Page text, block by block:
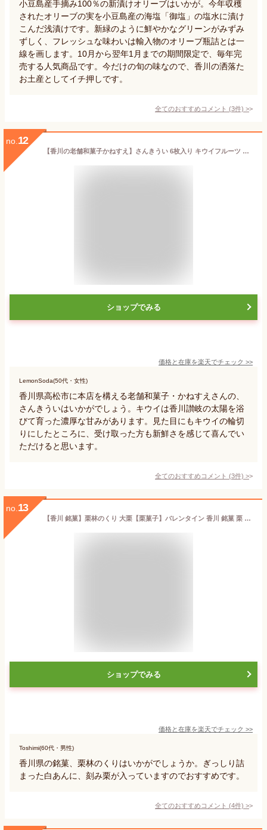
小豆島産手摘み100％の新漬けオリーブはいかが。今年収穫
されたオリーブの実を小豆島産の海塩「御塩」の塩水に漬け
こんだ浅漬けです。新緑のように鮮やかなグリーンがみずみ
ずしく、フレッシュな味わいは輸入物のオリーブ瓶詰とは一
線を画します。10月から翌年1月までの期間限定で、毎年完
売する人気商品です。今だけの旬の味なので、香川の洒落た
お土産としてイチ押しです。
全てのおすすめコメント (3件) >
no. 12
【香川の老舗和菓子かねすえ】さんきうい 6枚入り キウイフルーツ サブレ お取り寄せ スイーツ グルメ 和菓子 香川県 讃岐 ギフト
ショップでみる
価格と在庫を楽天でチェック >>
LemonSoda(50代・女性)
香川県高松市に本店を構える老舗和菓子・かねすえさんの、
さんきういはいかがでしょう。キウイは香川讃岐の太陽を浴
びて育った濃厚な甘みがあります。見た目にもキウイの輪切
りにしたところに、受け取った方も新鮮さを感じて喜んでい
ただけると思います。
全てのおすすめコメント (3件) >
no. 13
【香川 銘菓】栗林のくり 大栗【栗菓子】バレンタイン 香川 銘菓 栗 まんじゅう 白あん 饅頭 栗饅頭 和菓子 ギフト スイーツ 老舗 高級 お取り寄せ 御祝 お祝い 御供 お供え かわいい 可愛い あんこ 手土産 お菓子 贈り物 誕生日 プレゼント 健康 りつりん 讃岐 定番商品
ショップでみる
価格と在庫を楽天でチェック >>
Toshimi(60代・男性)
香川県の銘菓、栗林のくりはいかがでしょうか。ぎっしり詰
まった白あんに、刻み栗が入っていますのでおすすめです。
全てのおすすめコメント (4件) >